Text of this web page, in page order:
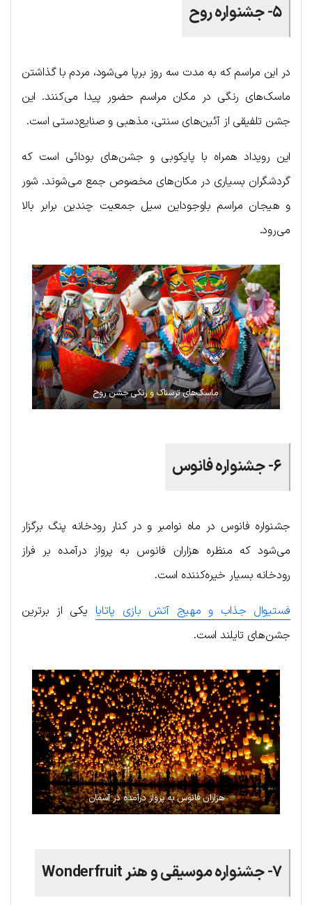
۵- جشنواره روح
در این مراسم که به مدت سه روز برپا می‌شود، مردم با گذاشتن
ماسک‌های رنگی در مکان مراسم حضور پیدا می‌کنند. این
جشن تلفیقی از آئین‌های سنتی، مذهبی و صنایع‌دستی است.
این رویداد همراه با پایکوبی و جشن‌های بودائی است که
گردشگران بسیاری در مکان‌های مخصوص جمع می‌شوند. شور
و هیجان مراسم باوجوداین سیل جمعیت چندین برابر بالا
می‌رود.
ماسک‌های ترسناک و رنگی جشن روح
۶- جشنواره فانوس
جشنواره فانوس در ماه نوامبر و در کنار رودخانه پنگ برگزار
می‌شود که منظره هزاران فانوس به پرواز درآمده بر فراز
رودخانه بسیار خیره‌کننده است.
فستیوال جذاب و مهیج آتش بازی پاتایا یکی از برترین
جشن‌های تایلند است.
هزاران فانوس به پرواز درآمده در آسمان
۷- جشنواره موسیقی و هنر Wonderfruit